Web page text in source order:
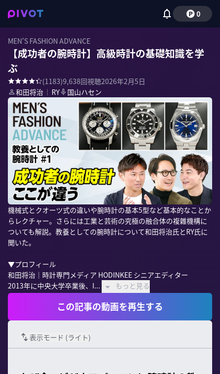
0
MEN'S FASHION ADVANCE
【成功者の腕時計】高級時計の基礎知識を学
ぶ
(1183)9,638回視聴2026年2月5日
和田将治 ｜ RY 国山ハセン
機械式とクオーツ式の違いや腕時計の基本5型など基本的なことか
らレクチャー。さらには工業と芸術の究極の融合体の複雜機構に
ついても解説。教養としての腕時計について和田将治氏とRY氏に
聞いた。
▼プロフィール
和田将治｜時計専門メディア HODINKEE シニアエディター
2013年に中央大学卒業後、I...
もっと見る
この記事の動画を再生する
表示モード (ライト)